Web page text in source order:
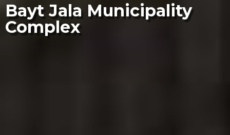
Bayt Jala Municipality
Complex